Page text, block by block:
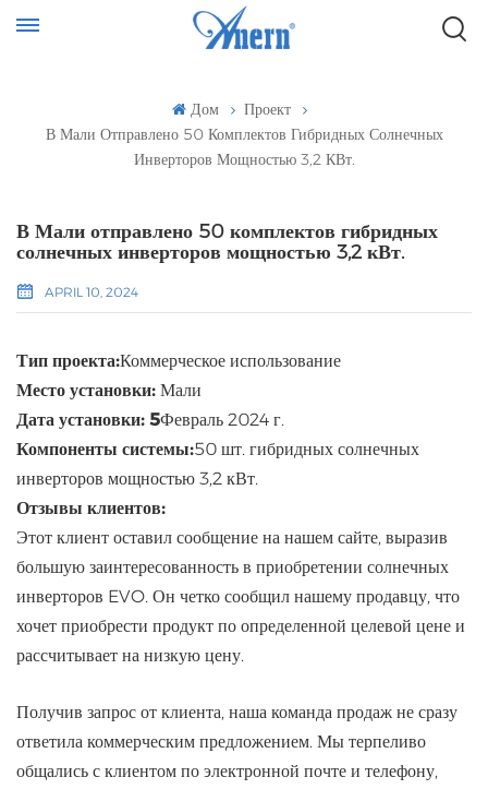
Дом
Проект
В Мали Отправлено 50 Комплектов Гибридных Солнечных
Инверторов Мощностью 3,2 КВт.
В Мали отправлено 50 комплектов гибридных
солнечных инверторов мощностью 3,2 кВт.
APRIL 10, 2024
Тип проекта:Коммерческое использование
Место установки: Мали
Дата установки: 5Февраль 2024 г.
Компоненты системы:50 шт. гибридных солнечных
инверторов мощностью 3,2 кВт.
Отзывы клиентов:
Этот клиент оставил сообщение на нашем сайте, выразив
большую заинтересованность в приобретении солнечных
инверторов EVO. Он четко сообщил нашему продавцу, что
хочет приобрести продукт по определенной целевой цене и
рассчитывает на низкую цену.
Получив запрос от клиента, наша команда продаж не сразу
ответила коммерческим предложением. Мы терпеливо
общались с клиентом по электронной почте и телефону,